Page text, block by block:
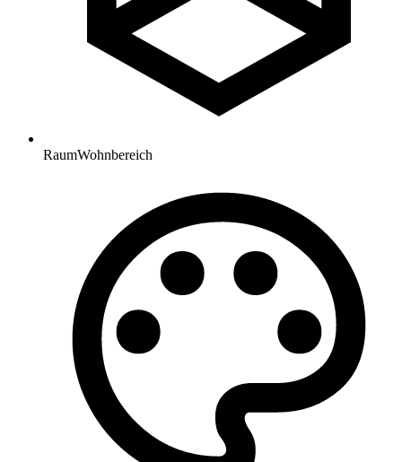
RaumWohnbereich